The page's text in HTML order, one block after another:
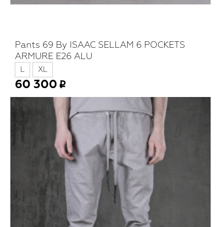
Pants 69 By ISAAC SELLAM 6 POCKETS
ARMURE E26 ALU
L XL
60 300